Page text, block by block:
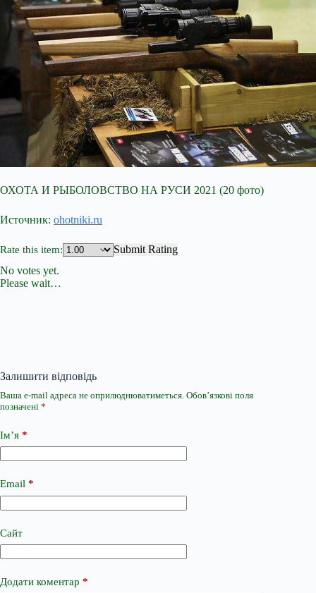
ОХОТА И РЫБОЛОВСТВО НА РУСИ 2021 (20 фото)
Источник: ohotniki.ru
Rate this item:
Submit Rating
No votes yet.
Please wait…
Залишити відповідь
Ваша e-mail адреса не оприлюднюватиметься. Обов’язкові поля
позначені *
Ім’я *
Email *
Сайт
Додати коментар *